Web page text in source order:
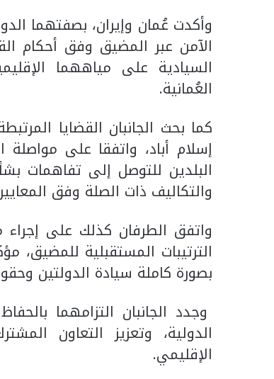
وأكدت عُمان وإيران، بصفتهما
الآمن عبر المضيق وفق أحكام
السيادية على مياههما
العُمانية.
كما بحث الجانبان القضايا
إسلام أباد، واتفقا على
البلدين للتوصل إلى تفاهمات
والتكاليف ذات الصلة وفق
واتفق الطرفان كذلك على
الترتيبات المستقبلية
بصورة كاملة سيادة الدولتين
وجدد الجانبان التزامهما
الدولية، وتعزيز التعاون
الإقليمي.